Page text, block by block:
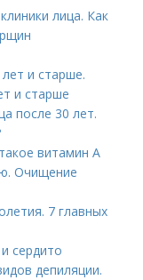
лица. Как
и старше.
и старше
после 30 лет.
витамин А
Очищение
7 главных
сердито
депиляции.